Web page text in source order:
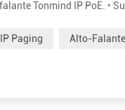
Tonmind IP PoE. •
Paging Alto-